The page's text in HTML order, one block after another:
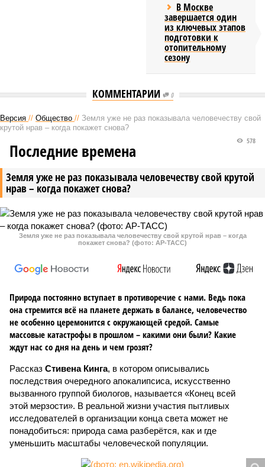
В Москве
завершается один
из ключевых этапов
подготовки к
отопительному
сезону
КОММЕНТАРИИ 0
Версия // Общество // Земля уже не раз показывала человечеству свой
крутой нрав – когда покажет снова?
Земля уже не раз показывала человечеству свой крутой
нрав – когда покажет снова?
578
Последние времена
Земля уже не раз показывала человечеству свой крутой нрав – когда
покажет снова? (фото: АР-ТАСС)
Природа постоянно вступает в противоречие с нами. Ведь пока
она стремится всё на планете держать в балансе, человечество
не особенно церемонится с окружающей средой. Самые
массовые катастрофы в прошлом – какими они были? Какие
ждут нас со дня на день и чем грозят?
Рассказ Стивена Кинга, в котором описывались
последствия очередного апокалипсиса, искусственно
вызванного группой биологов, называется «Конец всей
этой мерзости». В реальной жизни участия пытливых
исследователей в организации конца света может не
понадобиться: природа сама разберётся, как и где
уменьшить масштабы человеческой популяции.